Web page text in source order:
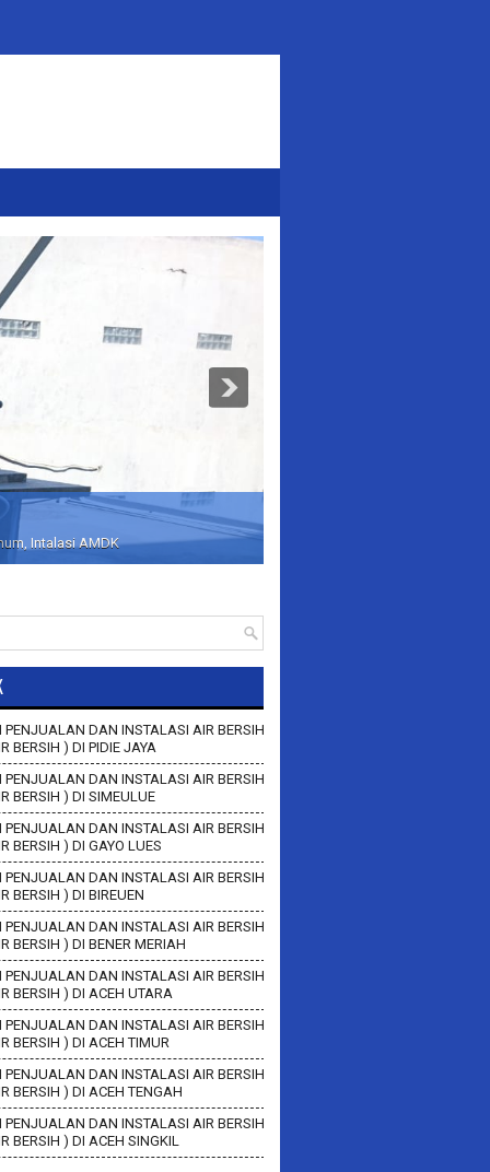
Intalasi AMDK
PENJUALAN DAN INSTALASI AIR BERSIH
BERSIH ) DI PIDIE JAYA
PENJUALAN DAN INSTALASI AIR BERSIH
BERSIH ) DI SIMEULUE
PENJUALAN DAN INSTALASI AIR BERSIH
BERSIH ) DI GAYO LUES
PENJUALAN DAN INSTALASI AIR BERSIH
BERSIH ) DI BIREUEN
PENJUALAN DAN INSTALASI AIR BERSIH
BERSIH ) DI BENER MERIAH
PENJUALAN DAN INSTALASI AIR BERSIH
BERSIH ) DI ACEH UTARA
PENJUALAN DAN INSTALASI AIR BERSIH
BERSIH ) DI ACEH TIMUR
PENJUALAN DAN INSTALASI AIR BERSIH
BERSIH ) DI ACEH TENGAH
PENJUALAN DAN INSTALASI AIR BERSIH
BERSIH ) DI ACEH SINGKIL